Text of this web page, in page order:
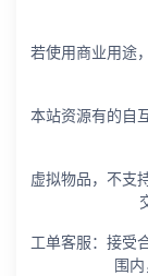
若使用商业用途
本站资源有的自
虚拟物品，不支
工单客服：接受
围